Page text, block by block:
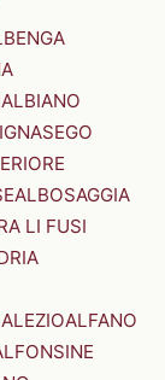
ALBIANO
ALBOSAGGIA
LI FUSI
ALEZIOALFANO